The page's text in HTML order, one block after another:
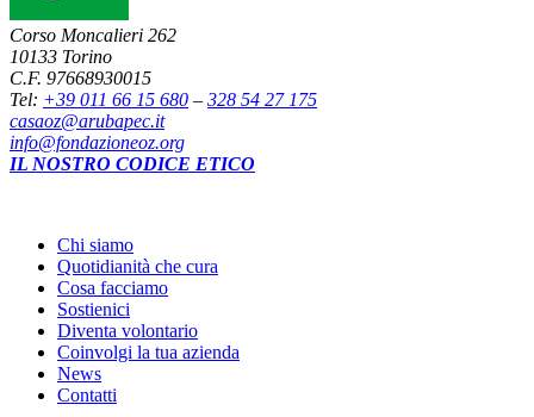
Corso Moncalieri 262
10133 Torino
C.F. 97668930015
Tel: +39 011 66 15 680 – 328 54 27 175
casaoz@arubapec.it
info@fondazioneoz.org
IL NOSTRO CODICE ETICO
Chi siamo
Quotidianità che cura
Cosa facciamo
Sostienici
Diventa volontario
Coinvolgi la tua azienda
News
Contatti